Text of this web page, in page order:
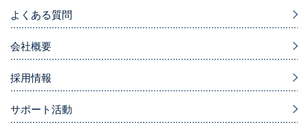
よくある質問
会社概要
採用情報
サポート活動